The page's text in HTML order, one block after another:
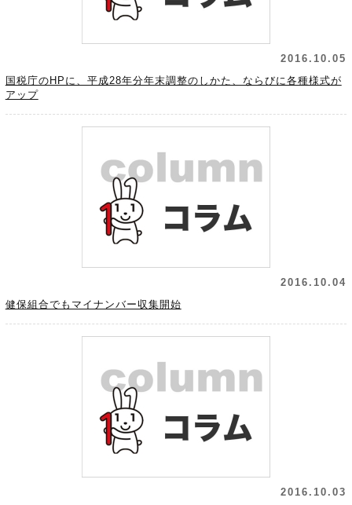
2016.10.05
国税庁のHPに、平成28年分年末調整のしかた、ならびに各種様式が
アップ
2016.10.04
健保組合でもマイナンバー収集開始
2016.10.03